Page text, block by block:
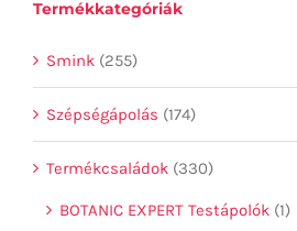
Termékkategóriák
Smink (255)
Szépségápolás (174)
Termékcsaládok (330)
BOTANIC EXPERT Testápolók (1)